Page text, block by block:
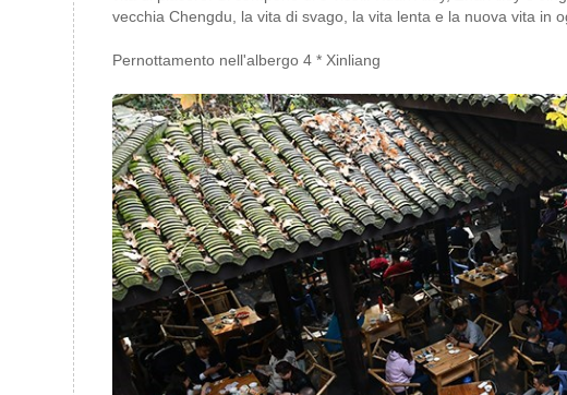
vecchia Chengdu, la vita di svago, la vita lenta e la nuova vita in
Pernottamento nell'albergo 4 * Xinliang